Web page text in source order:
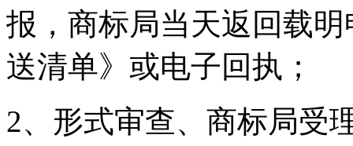
报，商标局当天返回载
送清单》或电子回执；
2、形式审查、商标局受